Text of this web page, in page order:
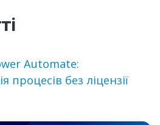
Automate:
процесів без ліцензії